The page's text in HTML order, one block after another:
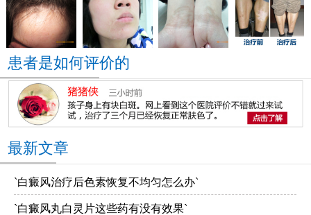
患者是如何评价的
最新文章
`白癜风治疗后色素恢复不均匀怎么办`
`白癜风丸白灵片这些药有没有效果`